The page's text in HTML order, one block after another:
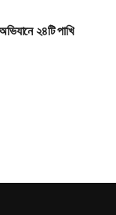
২৪টি পাখি